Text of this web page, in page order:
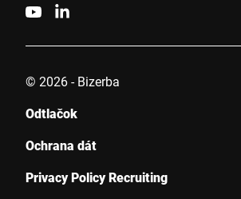
© 2026 - Bizerba
Odtlačok
Ochrana dát
Privacy Policy Recruiting